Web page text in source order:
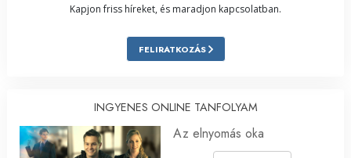
Kapjon friss híreket, és maradjon kapcsolatban.
FELIRATKOZÁS
INGYENES ONLINE TANFOLYAM
Az elnyomás oka